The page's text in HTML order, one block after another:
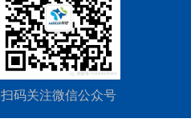
扫码关注微信公众号